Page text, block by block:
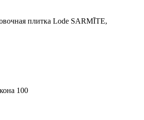
плитка Lode SARMĪTE,
100